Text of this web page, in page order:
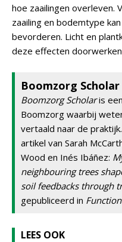
hoe zaailingen overleven.
zaailing en bodemtype
bevorderen. Licht en
deze effecten
Boomzorg Scholar
Boomzorg Scholaris
Boomzorg waarbij
vertaald naar de
artikel van Sarah
Wood en Inés Ibáñez:
neighbouring trees
soil feedbacks through
gepubliceerd in
LEES OOK